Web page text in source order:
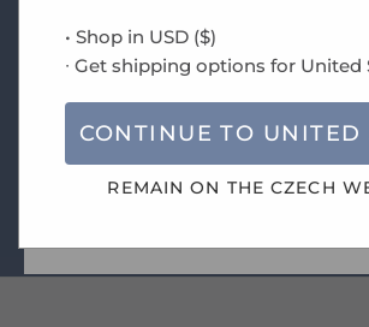
• Shop in USD($)
∙ Get shipping options for United
CONTINUE TO UNITED
REMAIN ON THECZECH
Doprava zdarma při objednávce
Registrací souhlasíte s našimi
Zásadami ochrany